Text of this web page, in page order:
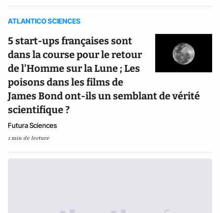
ATLANTICO SCIENCES
5 start-ups françaises sont
dans la course pour le retour
de l'Homme sur la Lune ; Les
poisons dans les films de
James Bond ont-ils un semblant de vérité
scientifique ?
Futura Sciences
1 min de lecture